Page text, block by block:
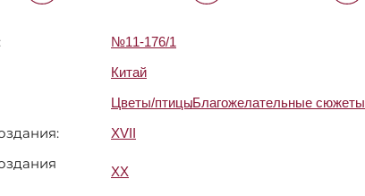
№11-176/1
Китай
Цветы/птицы,Благожелательные сюжеты
XVII
XX